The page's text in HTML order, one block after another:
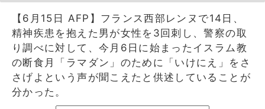
【6月15日 AFP】フランス西部レンヌで14日、
精神疾患を抱えた男が女性を3回刺し、警察の取
り調べに対して、今月6日に始まったイスラム教
の断食月「ラマダン」のために「いけにえ」をさ
さげよという声が聞こえたと供述していることが
分かった。